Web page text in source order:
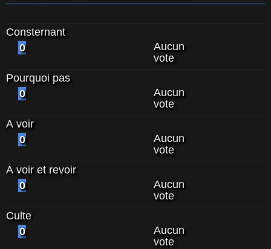
Consternant
0
Aucun
vote
Pourquoi pas
0
Aucun
vote
A voir
0
Aucun
vote
A voir et revoir
0
Aucun
vote
Culte
0
Aucun
vote